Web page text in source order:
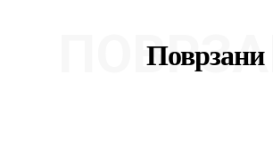
Поврзани